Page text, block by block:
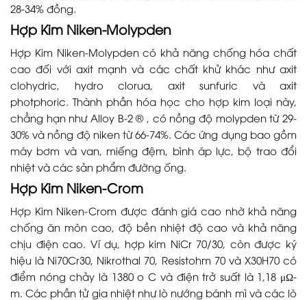
28-34% đồng.
Hợp Kim Niken-Molypden
Hợp Kim Niken-Molypden có khả năng chống hóa chất
cao đối với axit mạnh và các chất khử khác như axit
clohydric, hydro clorua, axit sunfuric và axit
photphoric. Thành phần hóa học cho hợp kim loại này,
chẳng hạn như Alloy B-2 ® , có nồng độ molypden từ 29-
30% và nồng độ niken từ 66-74%. Các ứng dụng bao gồm
máy bơm và van, miếng đệm, bình áp lực, bộ trao đổi
nhiệt và các sản phẩm đường ống.
Hợp Kim Niken-Crom
Hợp Kim Niken-Crom được đánh giá cao nhờ khả năng
chống ăn mòn cao, độ bền nhiệt độ cao và khả năng
chịu điện cao. Ví dụ, hợp kim NiCr 70/30, còn được ký
hiệu là Ni70Cr30, Nikrothal 70, Resistohm 70 và X30H70 có
điểm nóng chảy là 1380 o C và điện trở suất là 1,18 μΩ-
m. Các phần tử gia nhiệt như lò nướng bánh mì và các lò